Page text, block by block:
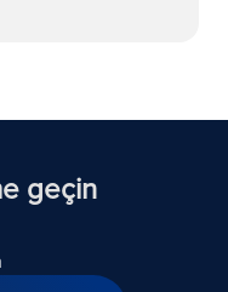
geçin